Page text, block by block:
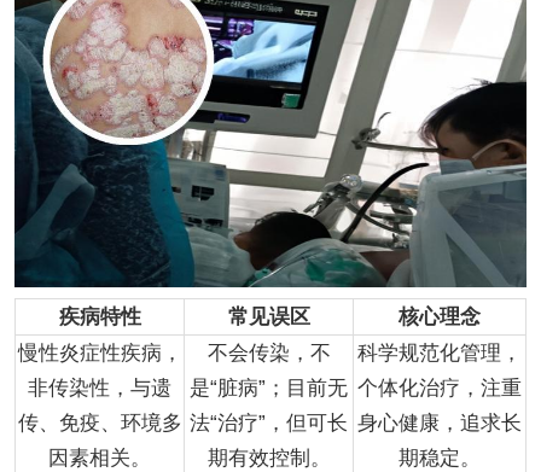
疾病特性 常见误区
核心理念
慢性炎症性疾病，
非传染性，与遗
传、免疫、环境多
因素相关。
不会传染，不
是“脏病”；目前无
法“治疗”，但可长
期有效控制。
科学规范化管理，
个体化治疗，注重
身心健康，追求长
期稳定。